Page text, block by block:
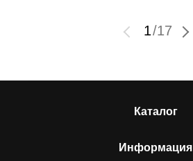
1/17
Каталог
Информация